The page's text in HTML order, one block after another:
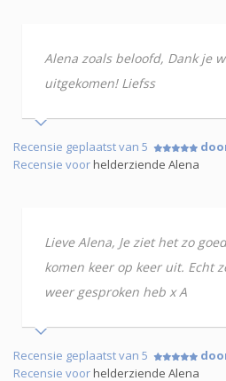
Alena zoals beloofd, Dank je
uitgekomen! Liefss
Recensie geplaatst van 5
Recensie voorhelderziende Alena
Lieve Alena, Je ziet het zo
komen keer op keer uit. Echt
weer gesproken heb x A
Recensie geplaatst van 5
Recensie voorhelderziende Alena